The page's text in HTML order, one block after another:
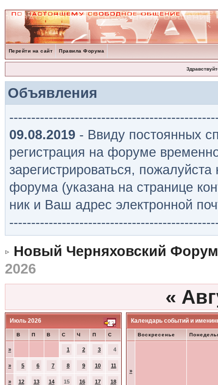
Перейти на сайт Правила Форума
Объявления
09.08.2019 - Ввиду постоянных
регистрация на форуме
зарегистрироваться,
форума (указана на странице
ник и Ваш адрес электронной
Новый Черняховский Форум
2026
«
Июль 2026
В П В С Ч П С
» 1 2 3 4
» 5 6 7 8 9 10 11
» 12 13 14 15 16 17 18
Календарь событий и
Воскресенье
»